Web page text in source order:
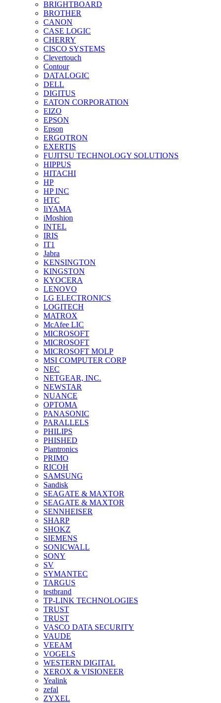
BRIGHTBOARD
BROTHER
CANON
CASE LOGIC
CHERRY
CISCO SYSTEMS
Clevertouch
Contour
DATALOGIC
DELL
DIGITUS
EATON CORPORATION
EIZO
EPSON
Epson
ERGOTRON
EXERTIS
FUJITSU TECHNOLOGY SOLUTIONS
HIPPUS
HITACHI
HP
HP INC
HTC
IiYAMA
iMoshion
INTEL
IRIS
IT1
Jabra
KENSINGTON
KINGSTON
KYOCERA
LENOVO
LG ELECTRONICS
LOGITECH
MATROX
McAfee LIC
MICROSOFT
MICROSOFT
MICROSOFT MOLP
MSI COMPUTER CORP
NEC
NETGEAR, INC.
NEWSTAR
NUANCE
OPTOMA
PANASONIC
PARALLELS
PHILIPS
PHISHED
Plantronics
PRIMO
RICOH
SAMSUNG
Sandisk
SEAGATE & MAXTOR
SEAGATE & MAXTOR
SENNHEISER
SHARP
SHOKZ
SIEMENS
SONICWALL
SONY
SV
SYMANTEC
TARGUS
testbrand
TP-LINK TECHNOLOGIES
TRUST
TRUST
VASCO DATA SECURITY
VAUDE
VEEAM
VOGELS
WESTERN DIGITAL
XEROX & VISIONEER
Yealink
zefal
ZYXEL